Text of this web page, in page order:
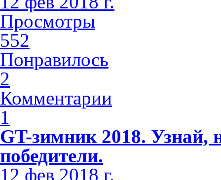
Просмотры
552
Понравилось
2
Комментарии
1
GT-зимник 2018. Узнай,
победители.
12 фев 2018 г.